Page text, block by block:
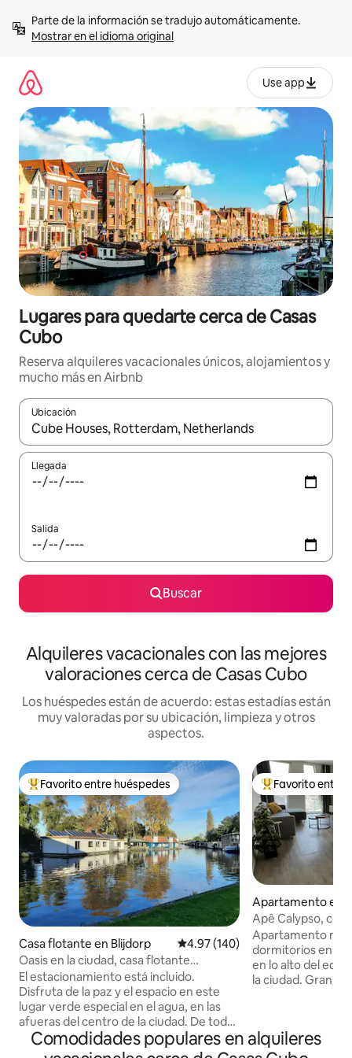
contenidoMostrar en el idioma original
Use app
Lugares para quedarte cerca de Casas
Cubo
Reserva alquileres vacacionales únicos, alojamientos y
mucho más en Airbnb
Ubicación
Cuando los resultados estén disponibles, navega con las
Llegada
Salida
Buscar
Alquileres vacacionales con las mejores
valoraciones cerca de Casas Cubo
Los huéspedes están de acuerdo: estas estadías están
muy valoradas por su ubicación, limpieza y otros
aspectos.
Favorito entre huéspedes preferido
Favorito entre huéspedes
Casa flotante en Blijdorp Calificación promedio: 4.97 de
4.97 (140)
Oasis en la ciudad, casa flotante
espaciosa, incluye estacionamiento
El estacionamiento está incluido.
Disfruta de la paz y el espacio en este
lugar verde especial en el agua, en las
afueras del centro de la ciudad. De todas
las comodidades: aire acondicionado,
conexión Wi-Fi gratuita. Una máquina
Favorito entre
Favorito entre
Apartamento en
Apê Calypso,
Apartamento
dormitorios en el
en lo alto del
la ciudad. Gran
Familias con
años a mitad de
Comodidades populares en alquileres